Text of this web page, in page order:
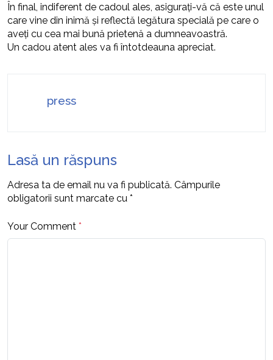
În final, indiferent de cadoul ales, asigurați-vă că este unul
care vine din inimă și reflectă legătura specială pe care o
aveți cu cea mai bună prietenă a dumneavoastră.
Un cadou atent ales va fi întotdeauna apreciat.
press
Lasă un răspuns
Adresa ta de email nu va fi publicată. Câmpurile
obligatorii sunt marcate cu *
Your Comment *